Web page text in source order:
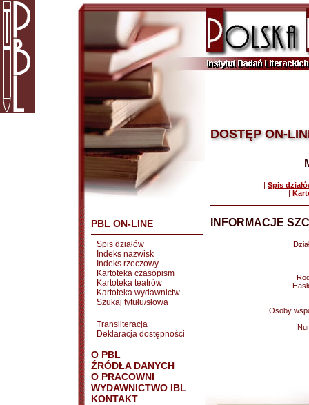
PBL ON-LINE
Spis działów
Indeks nazwisk
Indeks rzeczowy
Kartoteka czasopism
Kartoteka teatrów
Kartoteka wydawnictw
Szukaj tytułu/słowa
Transliteracja
Deklaracja dostępności
O PBL
ŹRÓDŁA DANYCH
O PRACOWNI
WYDAWNICTWO IBL
KONTAKT
DOSTĘP ON-
| Spis
|
INFORMACJE
Osoby